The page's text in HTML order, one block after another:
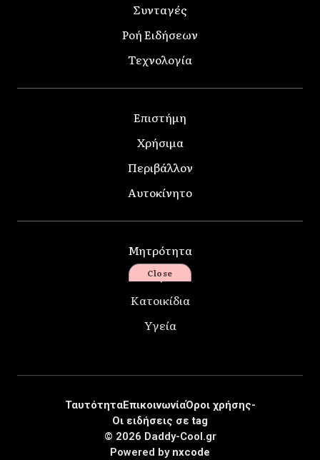
Συνταγές
Ροή Ειδήσεων
Τεχνολογία
Επιστήμη
Χρήσιμα
Περιβάλλον
Αυτοκίνητο
Μητρότητα
Αθλητικά
Κατοικίδια
Υγεία
© 2026 Daddy-Cool.gr
ΤαυτότηταΕπικοινωνίαΌροι χρήσης-
Οι ειδήσεις σε tag
Powered by nxcode
Close